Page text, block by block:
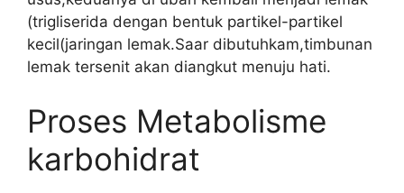
(trigliserida dengan bentuk partikel-partikel
kecil(jaringan lemak.Saar dibutuhkam,timbunan
lemak tersenit akan diangkut menuju hati.
Proses Metabolisme
karbohidrat